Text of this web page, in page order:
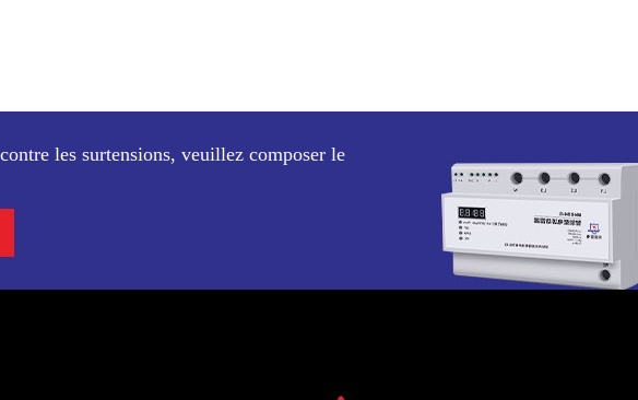
les surtensions, veuillez composer le